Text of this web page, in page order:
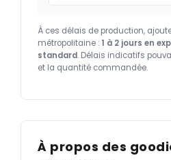
À ces délais de production,
métropolitaine : 1 à 2 jours en
standard. Délais indicatifs
et la quantité commandée.
À propos des